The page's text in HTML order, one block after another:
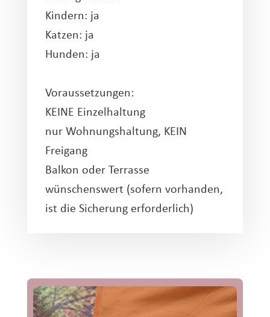
Kindern: ja
Katzen: ja
Hunden: ja
Voraussetzungen:
KEINE Einzelhaltung
nur Wohnungshaltung, KEIN
Freigang
Balkon oder Terrasse
wünschenswert (sofern vorhanden,
ist die Sicherung erforderlich)